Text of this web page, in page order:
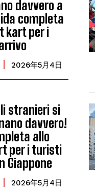
davvero a
completa
kart per i
2026年5月4日
stranieri si
davvero!
allo
per i turisti
Giappone
2026年5月4日